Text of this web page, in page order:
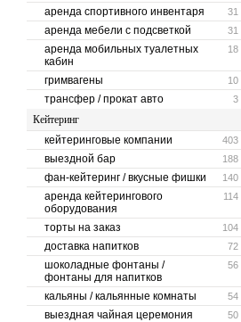
31
аренда спортивного инвентаря
31
аренда мебели с подсветкой
18
аренда мобильных туалетных
кабин
10
гримвагены
3
трансфер / прокат авто
Кейтеринг
403
кейтеринговые компании
188
выездной бар
140
фан-кейтеринг / вкусные фишки
114
аренда кейтерингового
оборудования
104
торты на заказ
72
доставка напитков
56
шоколадные фонтаны /
фонтаны для напитков
54
кальяны / кальянные комнаты
50
выездная чайная церемония